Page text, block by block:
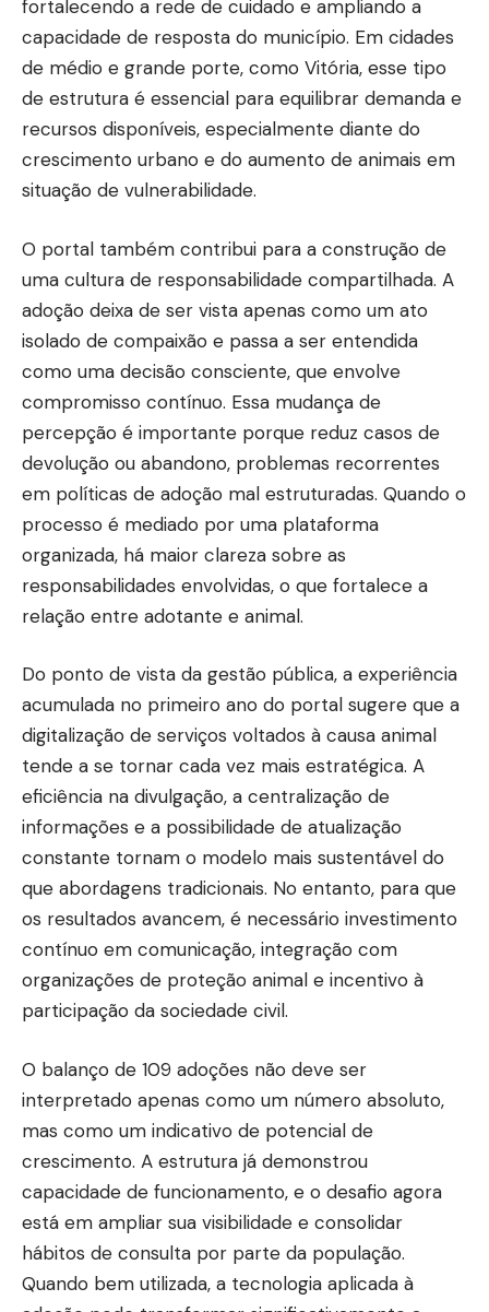
fortalecendo a rede de cuidado e ampliando a
capacidade de resposta do município. Em cidades
de médio e grande porte, como Vitória, esse tipo
de estrutura é essencial para equilibrar demanda e
recursos disponíveis, especialmente diante do
crescimento urbano e do aumento de animais em
situação de vulnerabilidade.
O portal também contribui para a construção de
uma cultura de responsabilidade compartilhada. A
adoção deixa de ser vista apenas como um ato
isolado de compaixão e passa a ser entendida
como uma decisão consciente, que envolve
compromisso contínuo. Essa mudança de
percepção é importante porque reduz casos de
devolução ou abandono, problemas recorrentes
em políticas de adoção mal estruturadas. Quando o
processo é mediado por uma plataforma
organizada, há maior clareza sobre as
responsabilidades envolvidas, o que fortalece a
relação entre adotante e animal.
Do ponto de vista da gestão pública, a experiência
acumulada no primeiro ano do portal sugere que a
digitalização de serviços voltados à causa animal
tende a se tornar cada vez mais estratégica. A
eficiência na divulgação, a centralização de
informações e a possibilidade de atualização
constante tornam o modelo mais sustentável do
que abordagens tradicionais. No entanto, para que
os resultados avancem, é necessário investimento
contínuo em comunicação, integração com
organizações de proteção animal e incentivo à
participação da sociedade civil.
O balanço de 109 adoções não deve ser
interpretado apenas como um número absoluto,
mas como um indicativo de potencial de
crescimento. A estrutura já demonstrou
capacidade de funcionamento, e o desafio agora
está em ampliar sua visibilidade e consolidar
hábitos de consulta por parte da população.
Quando bem utilizada, a tecnologia aplicada à